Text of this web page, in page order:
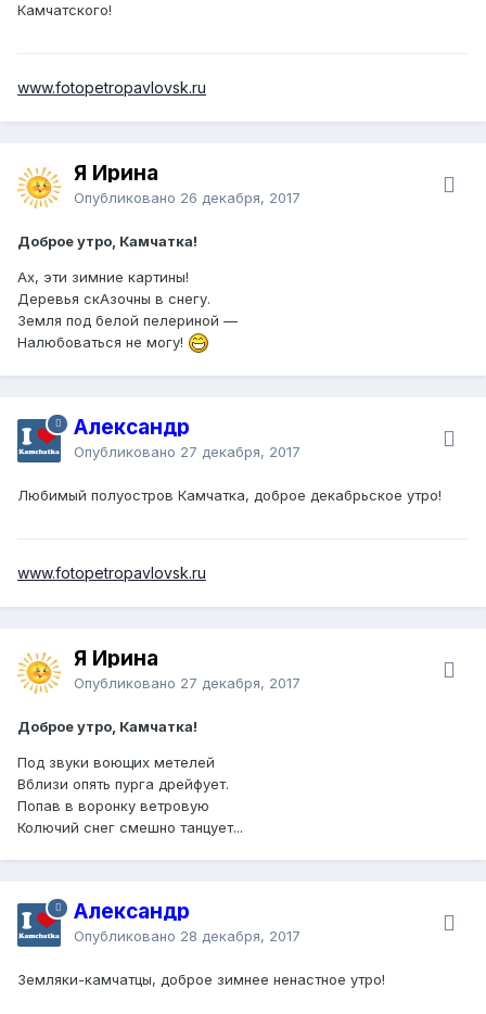
Камчатского!
www.fotopetropavlovsk.ru
Я Ирина
Опубликовано 26 декабря, 2017
Доброе утро, Камчатка!
Ах, эти зимние картины!
Деревья скАзочны в снегу.
Земля под белой пелериной —
Налюбоваться не могу!
Александр
Опубликовано 27 декабря, 2017
Любимый полуостров Камчатка, доброе декабрьское утро!
www.fotopetropavlovsk.ru
Я Ирина
Опубликовано 27 декабря, 2017
Доброе утро, Камчатка!
Под звуки воющих метелей
Вблизи опять пурга дрейфует.
Попав в воронку ветровую
Колючий снег смешно танцует...
Александр
Опубликовано 28 декабря, 2017
Земляки-камчатцы, доброе зимнее ненастное утро!